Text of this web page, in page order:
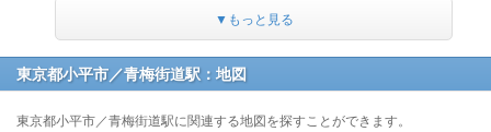
▼もっと見る
東京都小平市／青梅街道駅：地図
東京都小平市／青梅街道駅に関連する地図を探すことができます。